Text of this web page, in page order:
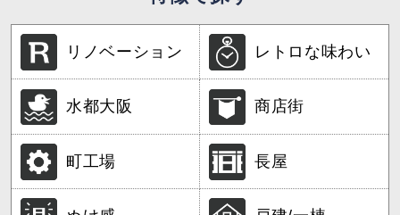
リノベーション レトロな味わい
水都大阪 商店街
町工場 長屋